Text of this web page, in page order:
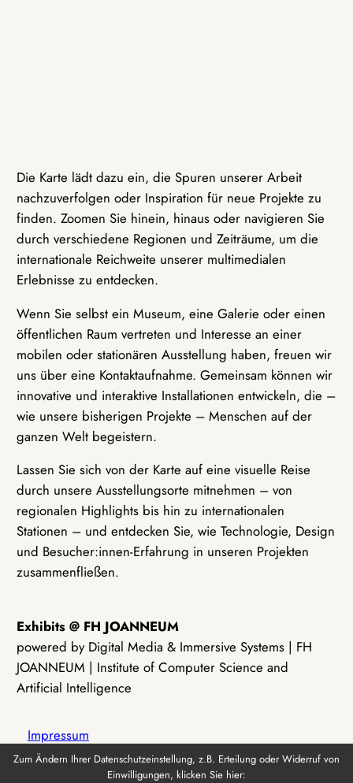
Die Karte lädt dazu ein, die Spuren unserer Arbeit
nachzuverfolgen oder Inspiration für neue Projekte zu
finden. Zoomen Sie hinein, hinaus oder navigieren Sie
durch verschiedene Regionen und Zeiträume, um die
internationale Reichweite unserer multimedialen
Erlebnisse zu entdecken.
Wenn Sie selbst ein Museum, eine Galerie oder einen
öffentlichen Raum vertreten und Interesse an einer
mobilen oder stationären Ausstellung haben, freuen wir
uns über eine Kontaktaufnahme. Gemeinsam können wir
innovative und interaktive Installationen entwickeln, die –
wie unsere bisherigen Projekte – Menschen auf der
ganzen Welt begeistern.
Lassen Sie sich von der Karte auf eine visuelle Reise
durch unsere Ausstellungsorte mitnehmen – von
regionalen Highlights bis hin zu internationalen
Stationen – und entdecken Sie, wie Technologie, Design
und Besucher:innen-Erfahrung in unseren Projekten
zusammenfließen.
Exhibits @ FH JOANNEUM
powered by Digital Media & Immersive Systems | FH
JOANNEUM | Institute of Computer Science and
Artificial Intelligence
Impressum
Zum Ändern Ihrer Datenschutzeinstellung, z.B. Erteilung oder Widerruf von
Einwilligungen, klicken Sie hier: